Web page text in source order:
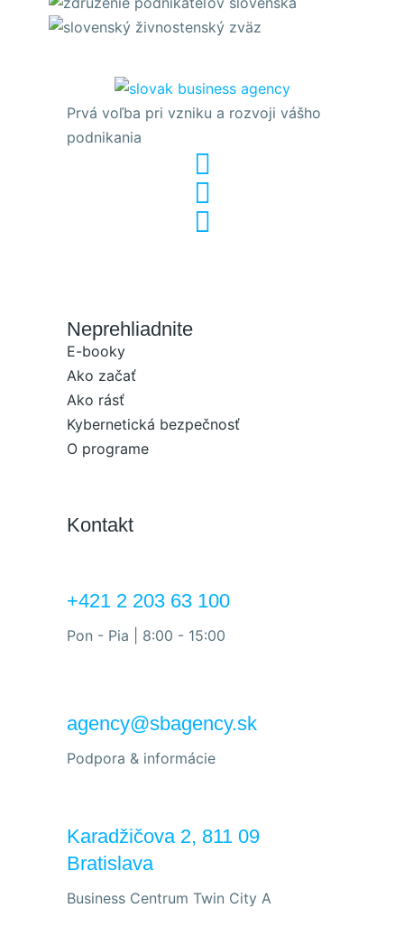
Prvá voľba pri vzniku a rozvoji vášho
podnikania
Neprehliadnite
E-booky
Ako začať
Ako rásť
Kybernetická bezpečnosť
O programe
Kontakt
+421 2 203 63 100
Pon - Pia | 8:00 - 15:00
agency@sbagency.sk
Podpora & informácie
Karadžičova 2, 811 09
Bratislava
Business Centrum Twin City A